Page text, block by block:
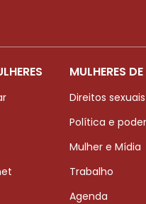
MULHERES
Direitos
Política e poder
Mulher e Mídia
Trabalho
Agenda